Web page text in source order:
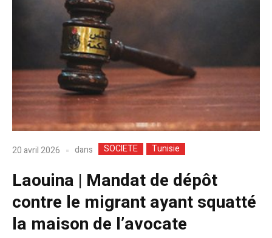
20 avril 2026 dans SOCIETE Tunisie
Laouina | Mandat de dépôt
contre le migrant ayant squatté
la maison de l’avocate